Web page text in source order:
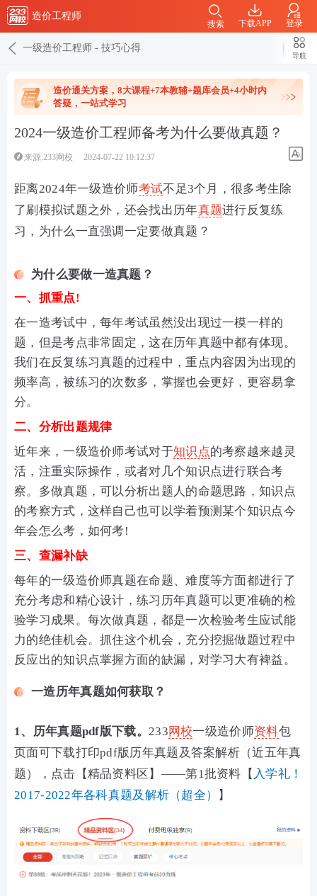
造价工程师
下载APP 登录
搜索
一级造价工程师 - 技巧心得
导航
造价通关方案，8大课程+7本教辅+题库会员+4小时内
答疑，一站式学习
2024一级造价工程师备考为什么要做真题？
来源:233网校 2024-07-22 10:12:37
距离2024年一级造价师考试不足3个月，很多考生除
了刷模拟试题之外，还会找出历年真题进行反复练
习， 为什么一直强调一定要做真题？
为什么要做一造真题？
一、抓重点!
在一造考试中，每年考试虽然没出现过一模一样的
题，但是考点非常固定，这在历年真题中都有体现。
我们在反复练习真题的过程中，重点内容因为出现的
频率高，被练习的次数多，掌握也会更好，更容易拿
分。
二、分析出题规律
近年来，一级造价师考试对于知识点的考察越来越灵
活，注重实际操作，或者对几个知识点进行联合考
察。多做真题，可以分析出题人的命题思路，知识点
的考察方式，这样自己也可以学着预测某个知识点今
年会怎么考，如何考!
三、查漏补缺
每年的一级造价师真题在命题、难度等方面都进行了
充分考虑和精心设计，练习历年真题可以更准确的检
验学习成果。每次做真题，都是一次检验考生应试能
力的绝佳机会。抓住这个机会，充分挖掘做题过程中
反应出的知识点掌握方面的缺漏，对学习大有裨益。
一造历年真题如何获取？
1、历年真题pdf版下载。 233网校一级造价师资料包
页面可下载打印pdf版历年真题及答案解析（近五年真
题），点击【精品资料区】——第1批资料【 入学礼！
2017-2022年各科真题及解析（超全）
】